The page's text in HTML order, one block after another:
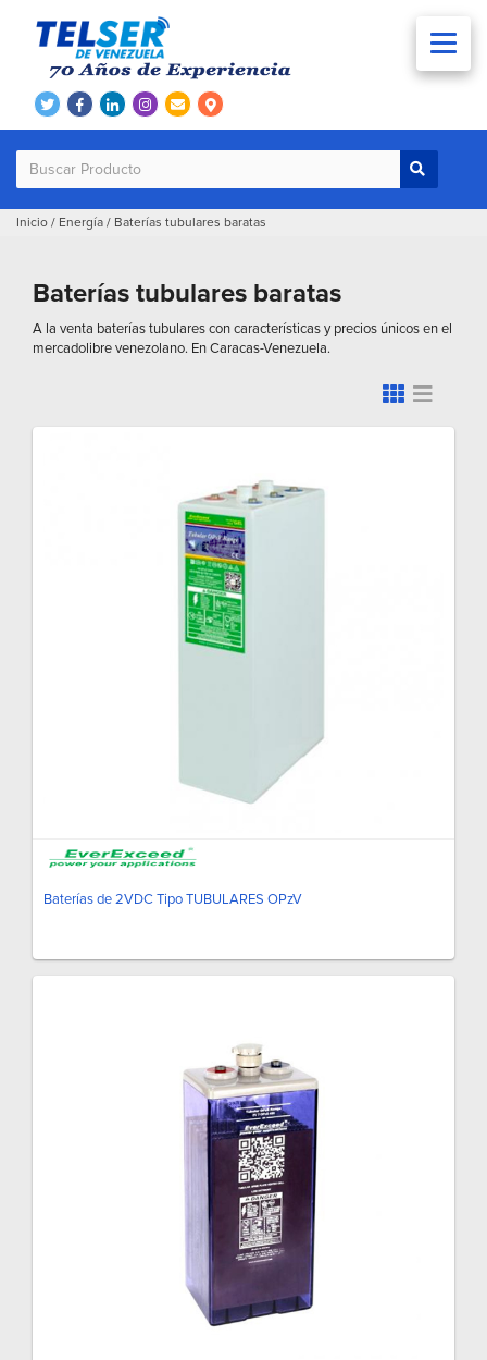
Inicio / Energía / Baterías tubulares baratas
Baterías tubulares baratas
A la venta baterías tubulares con características y precios únicos en el
mercadolibre venezolano. En Caracas-Venezuela.
Baterías de 2VDC Tipo TUBULARES OPzV